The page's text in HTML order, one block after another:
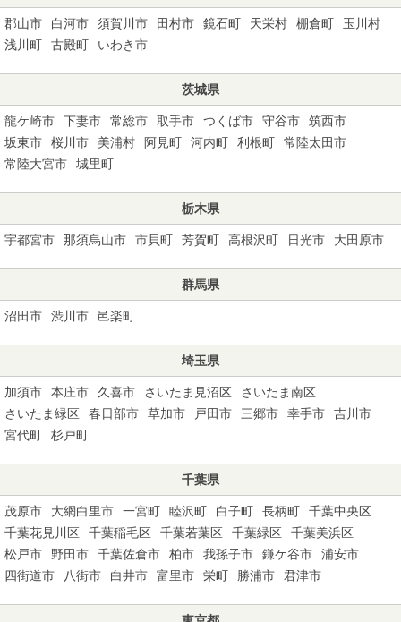
郡山市 白河市 須賀川市 田村市 鏡石町 天栄村 棚倉町
玉川村
浅川町
古殿町 いわき市
茨城県
龍ケ崎市 下妻市 常総市 取手市 つくば市 守谷市
筑西市
坂東市
桜川市 美浦村 阿見町 河内町 利根町
常陸太田市
常陸大宮市
城里町
栃木県
宇都宮市 那須烏山市 市貝町 芳賀町 高根沢町 日光市 大田原市
群馬県
沼田市 渋川市 邑楽町
埼玉県
加須市 本庄市 久喜市 さいたま見沼区
さいたま南区
さいたま緑区
春日部市 草加市 戸田市 三郷市 幸手市
吉川市
宮代町
杉戸町
千葉県
茂原市 大網白里市 一宮町 睦沢町 白子町 長柄町
千葉中央区
千葉花見川区
千葉稲毛区 千葉若葉区 千葉緑区
千葉美浜区
松戸市
野田市 千葉佐倉市 柏市 我孫子市 鎌ケ谷市
浦安市
四街道市
八街市 白井市 富里市 栄町 勝浦市 君津市